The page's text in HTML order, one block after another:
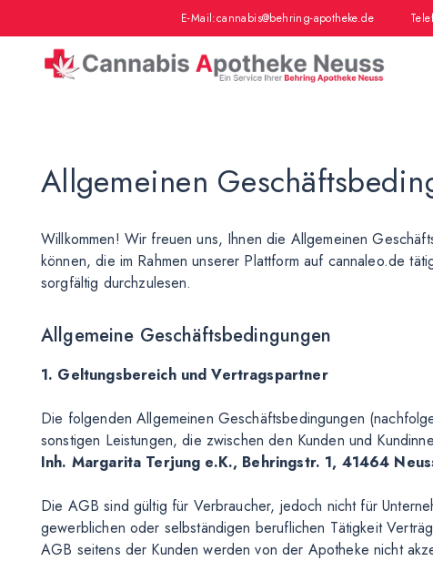
E-Mail:cannabis@behring-apotheke.de
Allgemeinen
Willkommen! Wir freuen uns, Ihnen die Allgemeinen
können, die im Rahmen unserer Plattform auf cannaleo.de
sorgfältig durchzulesen.
Allgemeine Geschäftsbedingungen
1. Geltungsbereich und Vertragspartner
Die folgenden Allgemeinen Geschäftsbedingungen
sonstigen Leistungen, die zwischen den Kunden und
Inh. Margarita Terjung e.K., Behringstr. 1, 41464
Die AGB sind gültig für Verbraucher, jedoch nicht für
gewerblichen oder selbständigen beruflichen Tätigkeit
AGB seitens der Kunden werden von der Apotheke nicht